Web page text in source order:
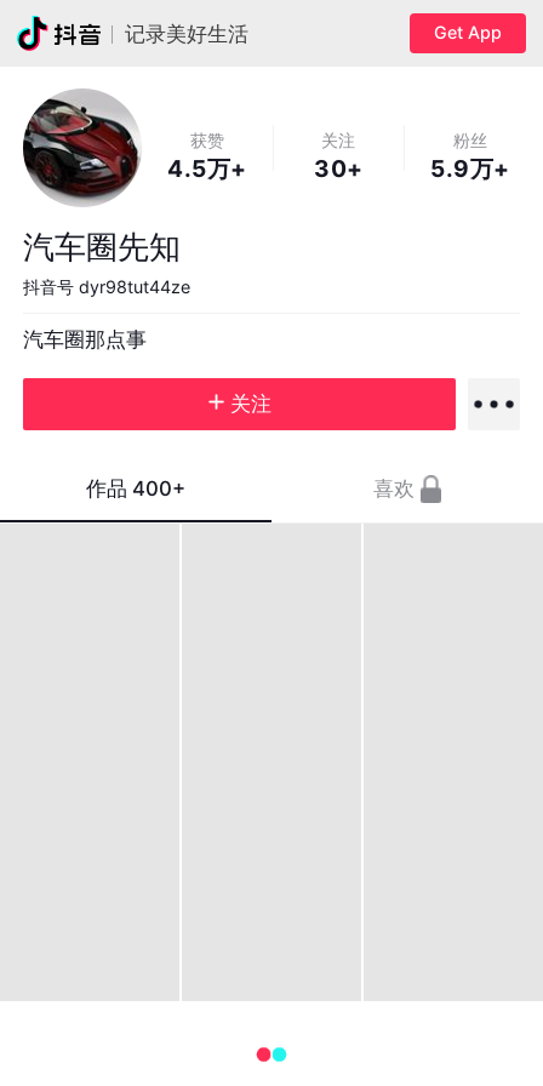
记录美好生活 Get App
获赞
4.5万+
关注
30+
粉丝
5.9万+
汽车圈先知
抖音号 dyr98tut44ze
汽车圈那点事
关注
作品 400+ 喜欢